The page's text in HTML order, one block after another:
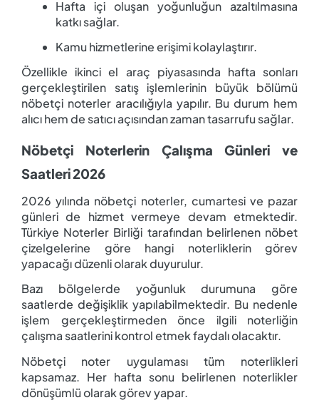
Hafta içi oluşan yoğunluğun azaltılmasına
katkı sağlar.
Kamu hizmetlerine erişimi kolaylaştırır.
Özellikle ikinci el araç piyasasında hafta sonları
gerçekleştirilen satış işlemlerinin büyük bölümü
nöbetçi noterler aracılığıyla yapılır. Bu durum hem
alıcı hem de satıcı açısından zaman tasarrufu sağlar.
Nöbetçi Noterlerin Çalışma Günleri ve
Saatleri 2026
2026 yılında nöbetçi noterler, cumartesi ve pazar
günleri de hizmet vermeye devam etmektedir.
Türkiye Noterler Birliği tarafından belirlenen nöbet
çizelgelerine göre hangi noterliklerin görev
yapacağı düzenli olarak duyurulur.
Bazı bölgelerde yoğunluk durumuna göre
saatlerde değişiklik yapılabilmektedir. Bu nedenle
işlem gerçekleştirmeden önce ilgili noterliğin
çalışma saatlerini kontrol etmek faydalı olacaktır.
Nöbetçi noter uygulaması tüm noterlikleri
kapsamaz. Her hafta sonu belirlenen noterlikler
dönüşümlü olarak görev yapar.